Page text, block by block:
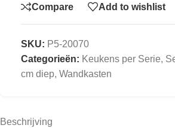
Compare Add to wishlist
SKU: P5-20070
Categorieën: Keukens per Serie,
cm diep, Wandkasten
Beschrijving